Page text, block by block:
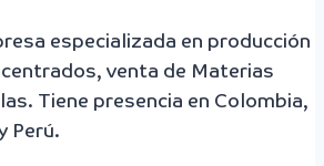
especializada en producción
venta de Materias
Tiene presencia en Colombia,
Perú.